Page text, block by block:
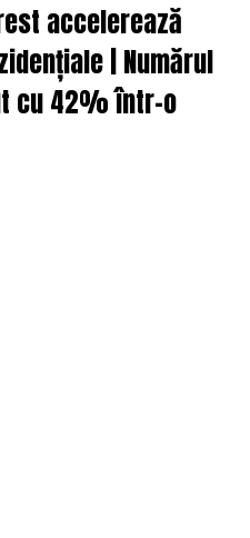
accelerează
| Numărul
cu 42% într-o